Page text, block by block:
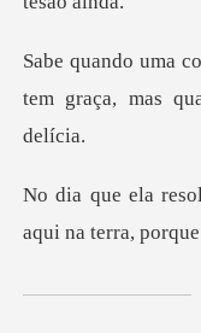
tem graça, mas
aqui na terr